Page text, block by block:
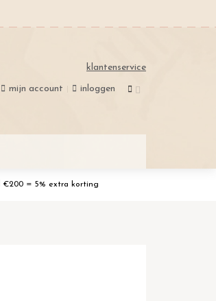
klantenservice
mijn account inloggen
€200 = 5% extra korting